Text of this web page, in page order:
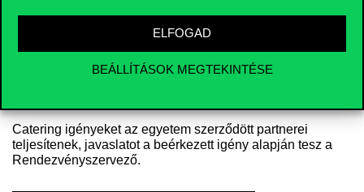
ELFOGAD
BEÁLLÍTÁSOK MEGTEKINTÉSE
Szivarszoba (Corvinus Faculty Club)
Catering igényeket az egyetem szerződött partnerei
teljesítenek, javaslatot a beérkezett igény alapján tesz a
Rendezvényszervező.